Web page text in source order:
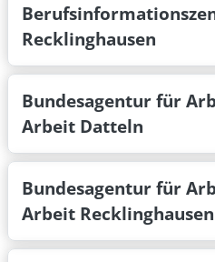
Recklinghausen
Bundesagentur für
Arbeit Datteln
Bundesagentur für
Arbeit Recklinghausen